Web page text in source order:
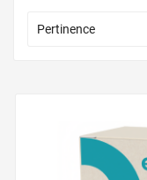
Pertinence